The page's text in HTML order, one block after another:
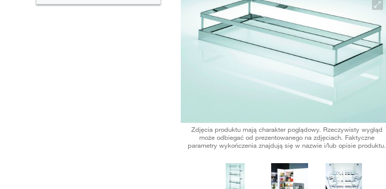
Zdjęcia produktu mają charakter poglądowy. Rzeczywisty wygląd
może odbiegać od prezentowanego na zdjęciach. Faktyczne
parametry wykończenia znajdują się w nazwie i/lub opisie produktu.